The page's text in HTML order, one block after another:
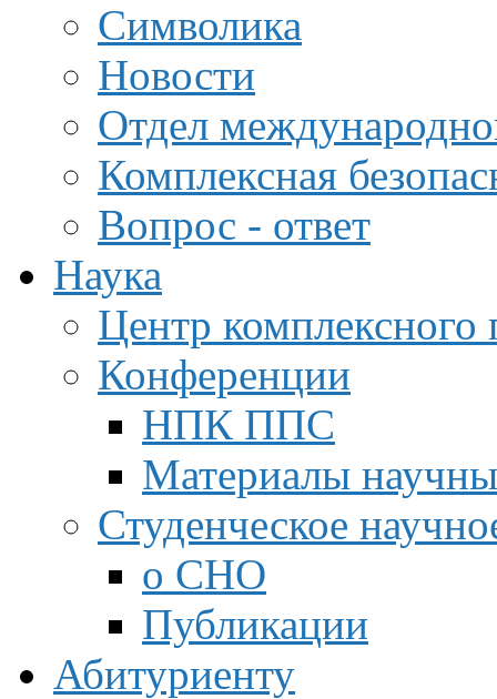
Символика
Новости
Отдел
Комплексная
Вопрос - ответ
Наука
Центр
Конференции
НПК ППС
Материалы
Студенческое
о СНО
Публикации
Абитуриенту